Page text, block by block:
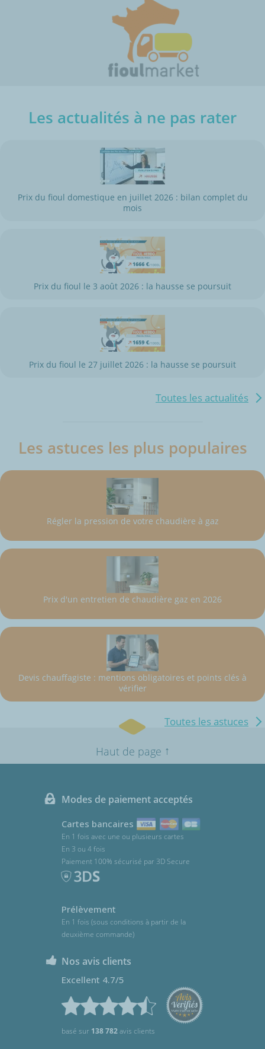
Les actualités à ne pas rater
Prix du fioul domestique en juillet 2026 : bilan complet du
mois
Prix du fioul le 3 août 2026 : la hausse se poursuit
Prix du fioul le 27 juillet 2026 : la hausse se poursuit
Toutes les actualités
Les astuces les plus populaires
Régler la pression de votre chaudière à gaz
Prix d'un entretien de chaudière gaz en 2026
Devis chauffagiste : mentions obligatoires et points clés à
vérifier
Toutes les astuces
Haut de page ↑
Modes de paiement acceptés
Cartes bancaires
En 1 fois avec une ou plusieurs cartes
En 3 ou 4 fois
Paiement 100% sécurisé par 3D Secure
Prélèvement
En 1 fois (sous conditions à partir de la
deuxième commande)
Nos avis clients
Excellent 4.7/5
basé sur 138 782avis clients